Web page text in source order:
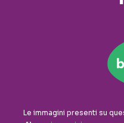
Le immagini presenti su